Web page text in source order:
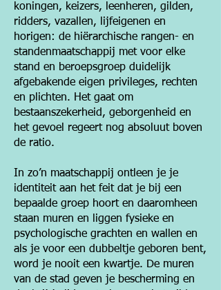
koningen, keizers, leenheren, gilden,
ridders, vazallen, lijfeigenen en
horigen: de hiërarchische rangen- en
standenmaatschap­pij met voor elke
stand en beroepsgroep duidelijk
afgebakende eigen privileges, rechten
en plichten. Het gaat om
bestaanszeker­heid, geborgenheid en
het gevoel regeert nog absoluut boven
de ratio.
In zo’n maat­schappij ontleen je je
identiteit aan het feit dat je bij een
bepaalde groep hoort en daaromheen
staan muren en liggen fysieke en
psychologi­sche grachten en wallen en
als je voor een dubbeltje geboren bent,
word je nooit een kwartje. De muren
van de stad geven je bescherming en